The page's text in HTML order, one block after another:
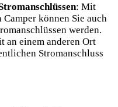
: Mit
können Sie auch⁣
werden.
an einem anderen Ort
Stromanschluss